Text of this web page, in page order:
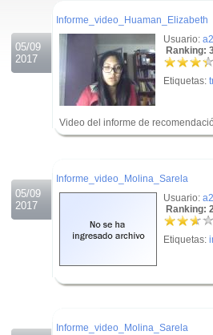
05/09
2017
Informe_video_Huaman_Elizabeth
Usuario:
Ranking:
Etiquetas:
Video del informe de
05/09
2017
Informe_video_Molina_Sarela
Usuario:
Ranking:
Etiquetas:
Informe_video_Molina_Sarela